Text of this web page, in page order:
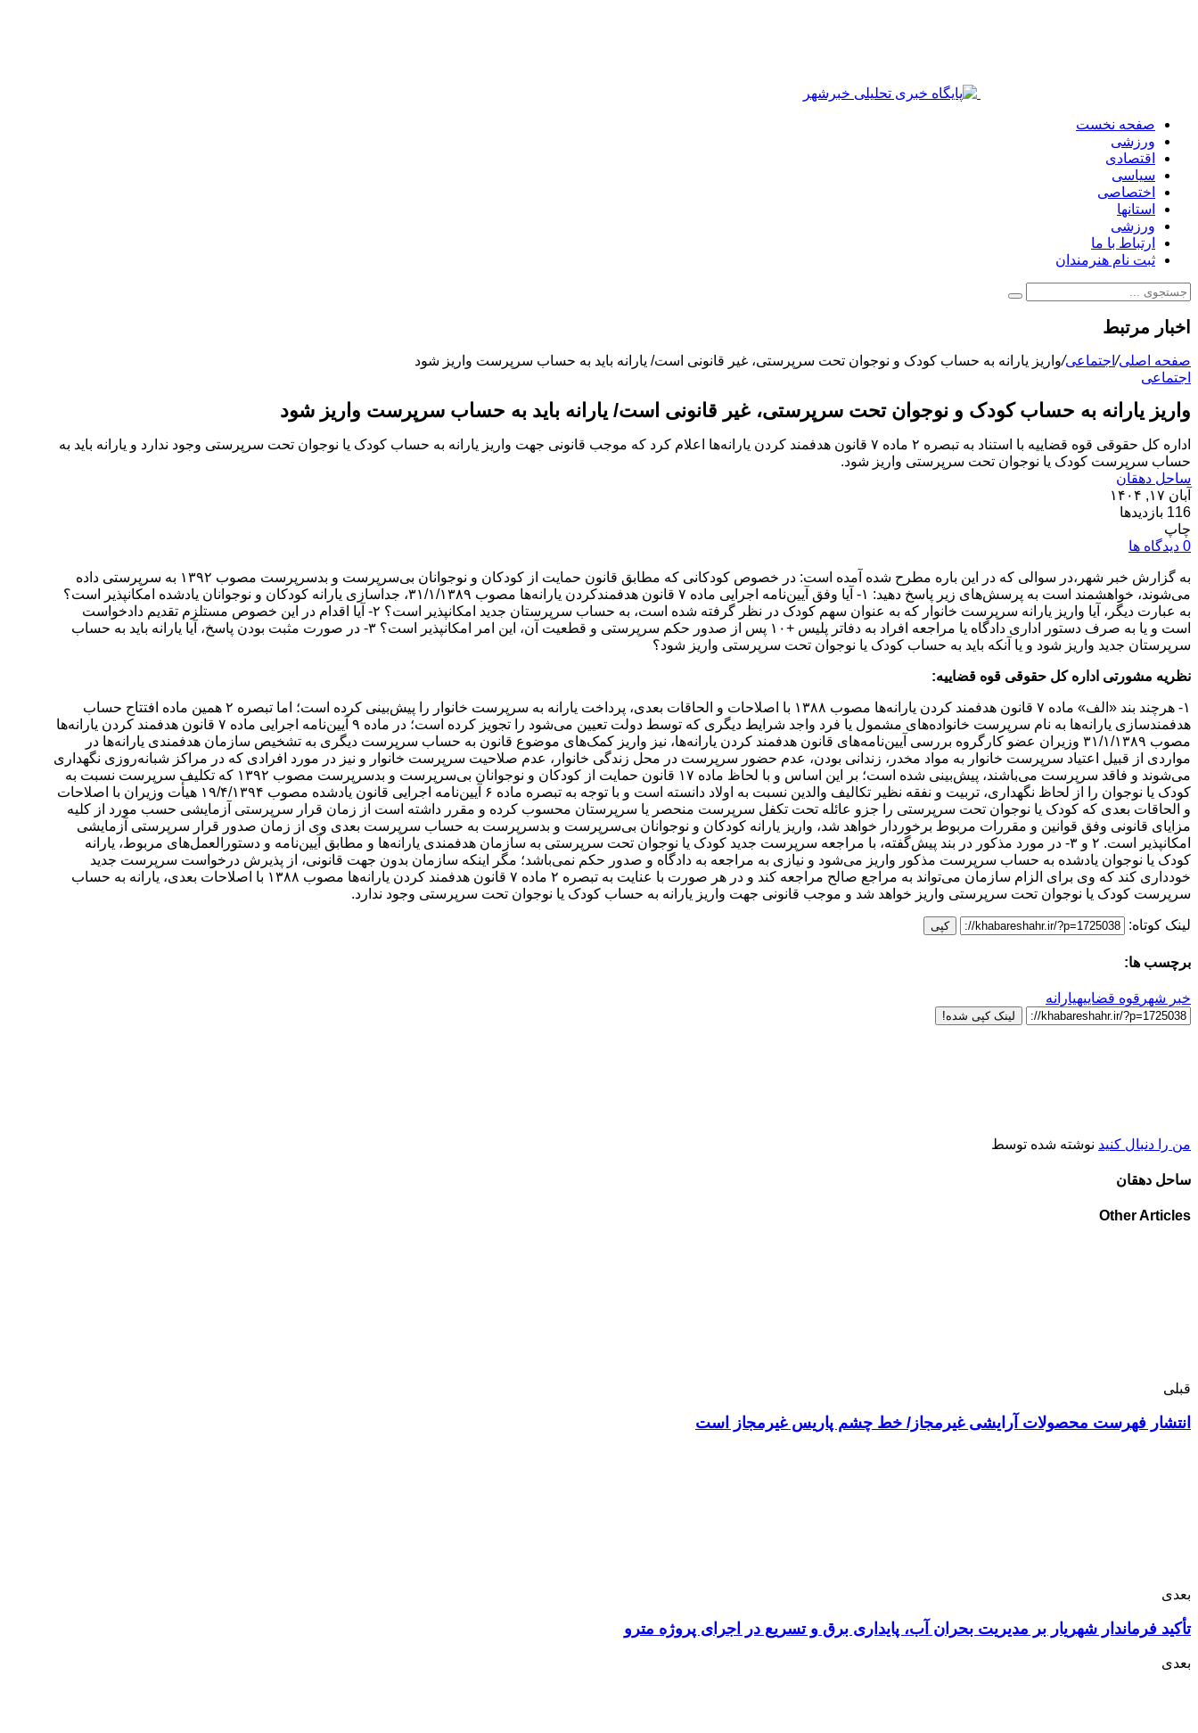
صفحه نخست
ورزشی
اقتصادی
سیاسی
اختصاصی
استانها
ورزشی
ارتباط با ما
ثبت نام هنرمندان
اخبار مرتبط
صفحه اصلی/اجتماعی/واریز یارانه به حساب کودک و نوجوان تحت سرپرستی، غیر قانونی است/ یارانه باید به حساب سرپرست واریز شود
اجتماعی
واریز یارانه به حساب کودک و نوجوان تحت سرپرستی، غیر قانونی است/ یارانه باید به حساب سرپرست واریز شود
اداره کل حقوقی قوه قضاییه با استناد به تبصره ۲ ماده ۷ قانون هدفمند کردن یارانه‌ها اعلام کرد که موجب قانونی جهت واریز یارانه به حساب کودک یا نوجوان تحت سرپرستی وجود ندارد و یارانه باید به
حساب سرپرست کودک یا نوجوان تحت سرپرستی واریز شود.
ساحل دهقان
آبان ۱۷, ۱۴۰۴
116 بازدیدها
چاپ
0 دیدگاه ها
به گزارش خبر شهر،در سوالی که در این باره مطرح شده آمده است: در خصوص کودکانی که مطابق قانون حمایت از کودکان و نوجوانان بی‌سرپرست و بدسرپرست مصوب ۱۳۹۲ به سرپرستی داده
می‌شوند، خواهشمند است به پرسش‌های زیر پاسخ دهید: ۱- آیا وفق آیین‌نامه اجرایی ماده ۷ قانون هدفمندکردن یارانه‌ها مصوب ۳۱/۱/۱۳۸۹، جداسازی یارانه کودکان و نوجوانان یادشده امکانپذیر است؟
به عبارت دیگر، آیا واریز یارانه سرپرست خانوار که به عنوان سهم کودک در نظر گرفته شده است، به حساب سرپرستان جدید امکانپذیر است؟ ۲- آیا اقدام در این خصوص مستلزم تقدیم دادخواست
است و یا به صرف دستور اداری دادگاه یا مراجعه افراد به دفاتر پلیس +۱۰ پس از صدور حکم سرپرستی و قطعیت آن، این امر امکانپذیر است؟ ۳- در صورت مثبت بودن پاسخ، آیا یارانه‌ باید به حساب
سرپرستان جدید واریز شود و یا آنکه باید به حساب کودک یا نوجوان تحت سرپرستی واریز شود؟
نظریه مشورتی اداره کل حقوقی قوه قضاییه:
۱- هرچند بند «الف» ماده ۷ قانون هدفمند کردن یارانه‌ها مصوب ۱۳۸۸ با اصلاحات و الحاقات بعدی، پرداخت یارانه به سرپرست خانوار را پیش‌بینی کرده است؛ اما تبصره ۲ همین ماده افتتاح حساب
هدفمندسازی یارانه‌ها به نام سرپرست خانواده‌های مشمول یا فرد واجد شرایط دیگری که توسط دولت تعیین می‌شود را تجویز کرده است؛ در ماده ۹ آیین‌نامه اجرایی ماده ۷ قانون هدفمند کردن یارانه‌ها
مصوب ۳۱/۱/۱۳۸۹ وزیران عضو کارگروه بررسی آیین‌نامه‌های قانون هدفمند کردن یارانه‌ها، نیز واریز کمک‌های موضوع قانون به حساب سرپرست دیگری به تشخیص سازمان هدفمندی یارانه‌ها در
مواردی از قبیل اعتیاد سرپرست خانوار به مواد مخدر، زندانی بودن، عدم حضور سرپرست در محل زندگی خانوار، عدم صلاحیت سرپرست خانوار و نیز در مورد افرادی که در مراکز شبانه‌روزی نگهداری
می‌شوند و فاقد سرپرست می‌باشند، پیش‌بینی شده است؛ بر این اساس و با لحاظ ماده ۱۷ قانون حمایت از کودکان و نوجوانان بی‌سرپرست و بدسرپرست مصوب ۱۳۹۲ که تکلیف سرپرست نسبت به
کودک یا نوجوان را از لحاظ نگهداری، تربیت و نفقه نظیر تکالیف والدین نسبت به اولاد دانسته است و با توجه به تبصره ماده ۶ آیین‌نامه اجرایی قانون یادشده مصوب ۱۹/۴/۱۳۹۴ هیأت وزیران با اصلاحات
و الحاقات بعدی که کودک یا نوجوان تحت سرپرستی را جزو عائله تحت تکفل سرپرست منحصر یا سرپرستان محسوب کرده و مقرر داشته است از زمان قرار سرپرستی آزمایشی حسب مورد از کلیه
مزایای قانونی وفق قوانین و مقررات مربوط برخوردار خواهد شد، واریز یارانه کودکان و نوجوانان بی‌سرپرست و بدسرپرست به حساب سرپرست بعدی وی از زمان صدور قرار سرپرستی آزمایشی
امکانپذیر است. ۲ و ۳- در مورد مذکور در بند پیش‌گفته، با مراجعه سرپرست جدید کودک یا نوجوان تحت سرپرستی به سازمان هدفمندی یارانه‌ها و مطابق آیین‌نامه و دستورالعمل‌های مربوط، یارانه
کودک یا نوجوان یادشده به حساب سرپرست مذکور واریز می‌شود و نیازی به مراجعه به دادگاه و صدور حکم نمی‌باشد؛ مگر اینکه سازمان بدون جهت قانونی، از پذیرش درخواست سرپرست جدید
خودداری کند که وی برای الزام سازمان می‌تواند به مراجع صالح مراجعه کند و در هر صورت با عنایت به تبصره ۲ ماده ۷ قانون هدفمند کردن یارانه‌ها مصوب ۱۳۸۸ با اصلاحات بعدی، یارانه به حساب
سرپرست کودک یا نوجوان تحت سرپرستی واریز خواهد شد و موجب قانونی جهت واریز یارانه به حساب کودک یا نوجوان تحت سرپرستی وجود ندارد.
لینک کوتاه: کپی
برچسب ها:
خبر شهر قوه قضاییهیارانه
لینک کپی شده!
من را دنبال کنید نوشته شده توسط
ساحل دهقان
Other Articles
قبلی
انتشار فهرست محصولات آرایشی غیرمجاز/ خط چشم پاریس غیرمجاز است
بعدی
تأکید فرماندار شهریار بر مدیریت بحران آب، پایداری برق و تسریع در اجرای پروژه مترو
بعدی